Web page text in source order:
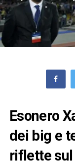
Esonero
dei big e
riflette